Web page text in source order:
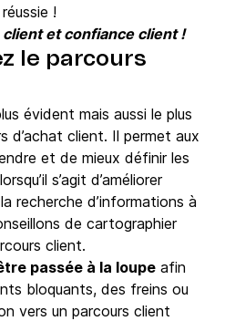
!
et confiance client !
le parcours
évident mais aussi le plus
d’achat client. Il permet aux
et de mieux définir les
s’agit d’améliorer
recherche d’informations à
de cartographier
client.
passée à la loupe afin
bloquants, des freins ou
vers un parcours client